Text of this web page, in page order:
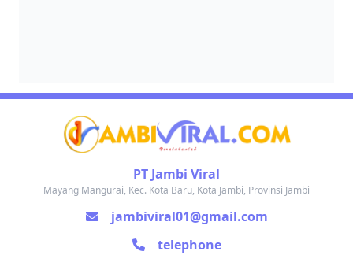
PT Jambi Viral
Mayang Mangurai, Kec. Kota Baru, Kota Jambi, Provinsi Jambi
jambiviral01@gmail.com
telephone